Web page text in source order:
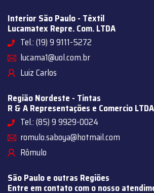
Interior São Paulo - Têxtil
Lucamatex Repre. Com. LTDA
Tel.: (19) 9 9111-5272
lucama1@uol.com.br
Luiz Carlos
Região Nordeste - Tintas
R & A Representações e Comercio
Tel.: (85) 9 9929-0024
romulo.saboya@hotmail.com
Rômulo
São Paulo e outras Regiões
Entre em contato com o nosso